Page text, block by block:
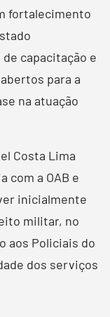
fortalecimento
capacitação e
para a
na atuação
Costa Lima
com a OAB e
inicialmente
militar, no
aos Policiais do
dos serviços